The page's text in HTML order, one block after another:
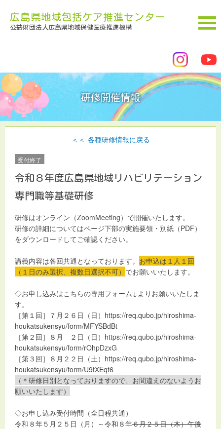
広島県地域包括ケア推進センター
公益財団法人広島県地域保健医療推進機構
研修開催情報
各種研修情報に戻る
受付終了
令和８年度広島県地域リハビリテーション
専門職等基礎研修
研修はオンライン（ZoomMeeting）で開催いたします。
研修の詳細についてはページ下部の実施要領・別紙（PDF）
をダウンロードしてご確認ください。
講義内容は各回共通となっております。 お申込は１人１回
（１日のみ選択、複数日選択不可） でお願いいたします。
◇お申し込みはこちらの専用フォーム↓よりお願いいたしま
す。
［第１回］７月２６日（日） https://req.qubo.jp/hiroshima-
houkatsukensyu/form/MFYSBdBt
［第２回］８月 ２日（日） https://req.qubo.jp/hiroshima-
houkatsukensyu/form/rOhpDzxG
［第３回］８月２２日（土） https://req.qubo.jp/hiroshima-
houkatsukensyu/form/U9tXEqt6
（＊研修日別となっておりますので、お間違えのないようお
願いいたします）
◇お申し込み受付時間（全日程共通）
令和８年５月２５日（月）～令和８年６月２５日（木）午後